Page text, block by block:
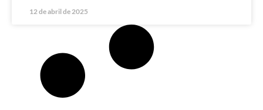
12 de abril de 2025